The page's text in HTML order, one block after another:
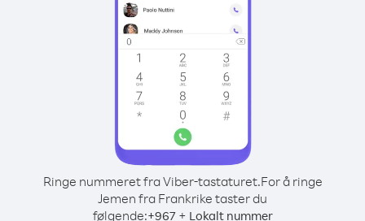
Ringe nummeret fra Viber-tastaturet.For å ringe
Jemen fra Frankrike taster du
følgende:+967+ Lokalt nummer